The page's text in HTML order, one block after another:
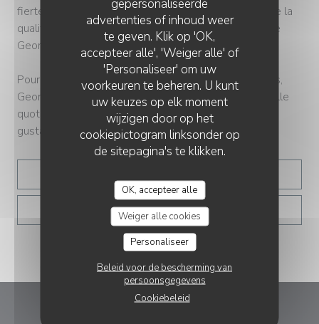
gepersonaliseerde
advertenties of inhoud weer
te geven. Klik op 'OK,
accepteer alle', 'Weiger alle' of
'Personaliseer' om uw
voorkeuren te beheren. U kunt
uw keuzes op elk moment
wijzigen door op het
cookiepictogram linksonder op
de sitepagina's te klikken.
OK, accepteer alle
Weiger alle cookies
Personaliseer
Beleid voor de bescherming van
persoonsgegevens
Cookiebeleid
fierté sur la façade de l'établissement, témoignent de la
qualité et du savoir-faire culinaire qui sont au cœur de
Georgette.
Pour répondre aux attentes diverses de ses convives,
Georgette offre une formule déjeuner qui se renouvelle
quotidiennement, promettant ainsi une expérience
gustative toujours plus surprenante pour ses clients.
ZIE HET NIEUWSARTIKEL